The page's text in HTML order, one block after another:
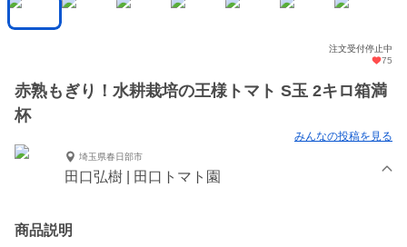
注文受付停止中
75
赤熟もぎり！水耕栽培の王様トマト S玉 2キロ箱満
杯
みんなの投稿を見る
埼玉県春日部市
田口弘樹 | 田口トマト園
商品説明